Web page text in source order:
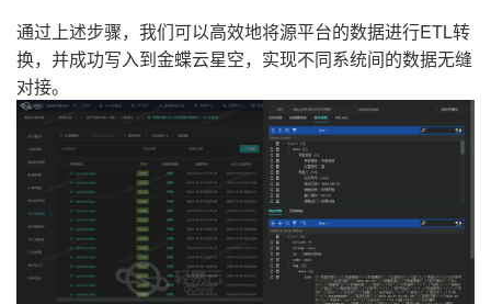
通过上述步骤，我们可以高效地将源平台的数据进行ETL转
换，并成功写入到金蝶云星空，实现不同系统间的数据无缝
对接。